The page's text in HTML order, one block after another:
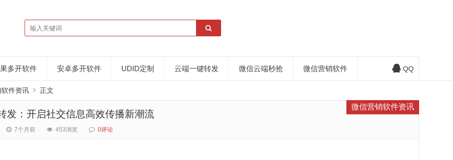
多开软件 安卓多开软件 UDID定制 云端一键转发 微信云端秒抢 微信营销软件 QQ
件资讯 正文
发：开启社交信息高效传播新潮流
微信营销软件资讯
7个月前 453浏览 0评论